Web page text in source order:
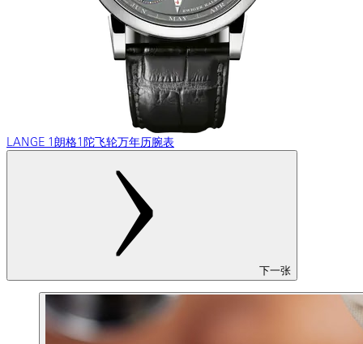
LANGE 1朗格1陀飞轮万年历腕表
下一张